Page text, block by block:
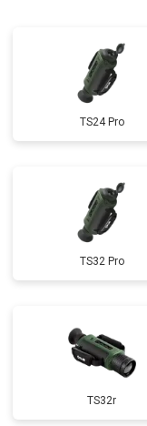
TS24 Pro
TS32 Pro
TS32r